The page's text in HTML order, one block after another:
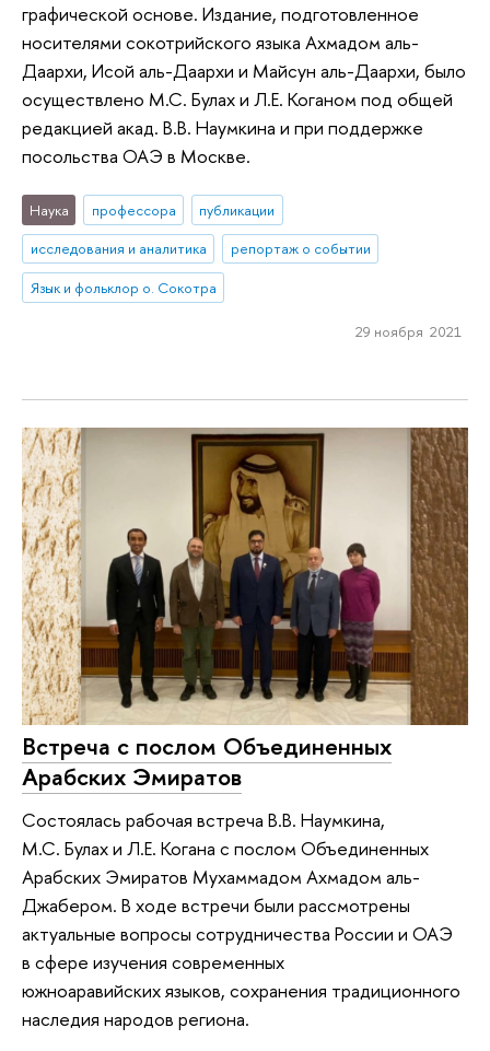
графической основе. Издание, подготовленное
носителями сокотрийского языка Ахмадом аль-
Даархи, Исой аль-Даархи и Майсун аль-Даархи, было
осуществлено М.С. Булах и Л.Е. Коганом под общей
редакцией акад. В.В. Наумкина и при поддержке
посольства ОАЭ в Москве.
Наука профессора
публикации
исследования и аналитика
репортаж о событии
Язык и фольклор о. Сокотра
29 ноября 2021
Встреча с послом Объединенных
Арабских Эмиратов
Состоялась рабочая встреча В.В. Наумкина,
М.С. Булах и Л.Е. Когана с послом Объединенных
Арабских Эмиратов Мухаммадом Ахмадом аль-
Джабером. В ходе встречи были рассмотрены
актуальные вопросы сотрудничества России и ОАЭ
в сфере изучения современных
южноаравийских языков, сохранения традиционного
наследия народов региона.